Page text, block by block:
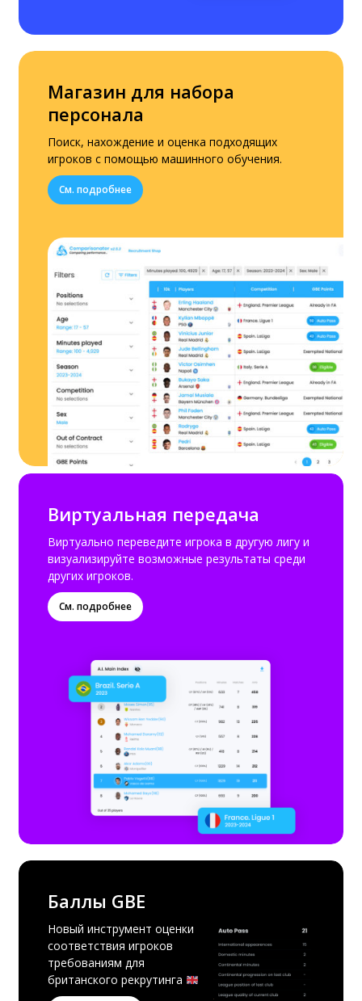
Магазин для набора
персонала
Поиск, нахождение и оценка подходящих
игроков с помощью машинного обучения.
См. подробнее
Виртуальная передача
Виртуально переведите игрока в другую лигу и
визуализируйте возможные результаты среди
других игроков.
См. подробнее
Баллы GBE
Новый инструмент оценки
соответствия игроков
требованиям для
британского рекрутинга